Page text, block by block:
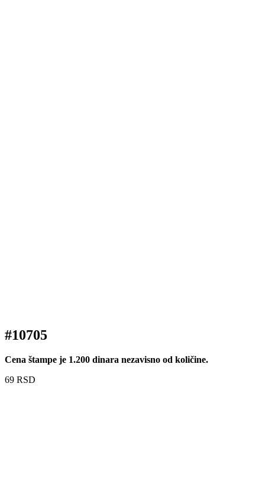
#10705
Cena štampe je 1.200 dinara nezavisno od količine.
69 RSD